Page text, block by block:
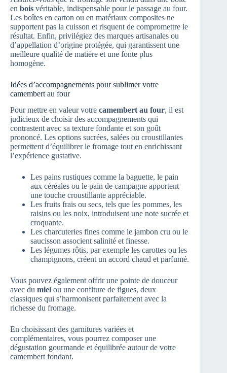
en bois véritable, indispensable pour le passage au four.
Les boîtes en carton ou en matériaux composites ne
supportent pas la cuisson et risquent de compromettre le
résultat. Enfin, privilégiez des marques artisanales ou
d’appellation d’origine protégée, qui garantissent une
meilleure qualité de matière et une fonte plus
homogène.
Idées d’accompagnements pour sublimer votre
camembert au four
Pour mettre en valeur votre camembert au four, il est
judicieux de choisir des accompagnements qui
contrastent avec sa texture fondante et son goût
prononcé. Les options sucrées, salées ou croustillantes
permettent d’équilibrer le fromage tout en enrichissant
l’expérience gustative.
Les pains rustiques comme la baguette, le pain
aux céréales ou le pain de campagne apportent
une touche croustillante appréciable.
Les fruits frais ou secs, tels que les pommes, les
raisins ou les noix, introduisent une note sucrée et
croquante.
Les charcuteries fines comme le jambon cru ou le
saucisson associent salinité et finesse.
Les légumes rôtis, par exemple les carottes ou les
champignons, créent un accord chaud et parfumé.
Vous pouvez également offrir une pointe de douceur
avec du miel ou une confiture de figues, deux
classiques qui s’harmonisent parfaitement avec la
richesse du fromage.
En choisissant des garnitures variées et
complémentaires, vous pourrez composer une
dégustation gourmande et équilibrée autour de votre
camembert fondant.